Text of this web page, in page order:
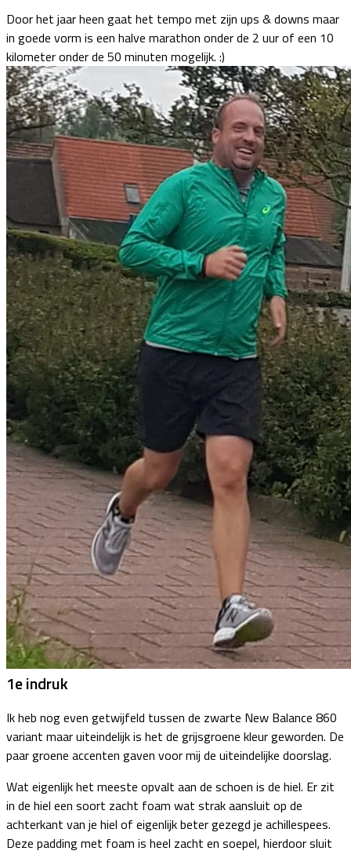
Door het jaar heen gaat het tempo met zijn ups & downs maar
in goede vorm is een halve marathon onder de 2 uur of een 10
kilometer onder de 50 minuten mogelijk. :)
1e indruk
Ik heb nog even getwijfeld tussen de zwarte New Balance 860
variant maar uiteindelijk is het de grijsgroene kleur geworden. De
paar groene accenten gaven voor mij de uiteindelijke doorslag.
Wat eigenlijk het meeste opvalt aan de schoen is de hiel. Er zit
in de hiel een soort zacht foam wat strak aansluit op de
achterkant van je hiel of eigenlijk beter gezegd je achillespees.
Deze padding met foam is heel zacht en soepel, hierdoor sluit